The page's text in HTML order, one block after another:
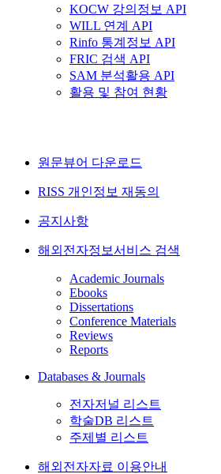
KOCW 강의정보 API
WILL 연계 API
Rinfo 통계정보 API
FRIC 검색 API
SAM 분석활용 API
활용 및 참여 현황
원문뷰어 다운로드
RISS 개인정보 재동의
공지사항
해외전자정보서비스 검색
Academic Journals
Ebooks
Dissertations
Conference Materials
Reviews
Reports
Databases & Journals
전자저널 리스트
학술DB 리스트
주제별 리스트
해외전자자료 이용안내